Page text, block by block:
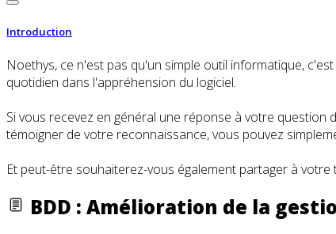
Introduction
Noethys, ce n'est pas qu'un simple outil informatique,
quotidien dans l'appréhension du logiciel.
Si vous recevez en général une réponse à votre
témoigner de votre reconnaissance, vous pouvez
Et peut-être souhaiterez-vous également partager à
BDD : Amélioration de la